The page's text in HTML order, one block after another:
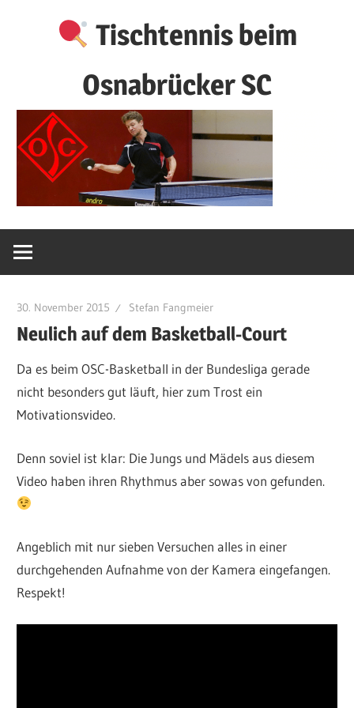
Tischtennis beim
Osnabrücker SC
30. November 2015 Stefan Fangmeier
Neulich auf dem Basketball-Court
Da es beim OSC-Basketball in der Bundesliga gerade
nicht besonders gut läuft, hier zum Trost ein
Motivationsvideo.
Denn soviel ist klar: Die Jungs und Mädels aus diesem
Video haben ihren Rhythmus aber sowas von gefunden.
Angeblich mit nur sieben Versuchen alles in einer
durchgehenden Aufnahme von der Kamera eingefangen.
Respekt!